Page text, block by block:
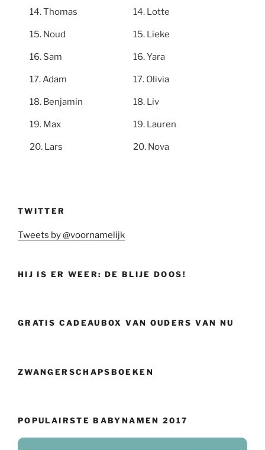
Thomas
Noud
Sam
Adam
Benjamin
Max
Lars
Lotte
Lieke
Yara
Olivia
Liv
Lauren
Nova
TWITTER
Tweets by @voornamelijk
HIJ IS ER WEER: DE BLIJE DOOS!
GRATIS CADEAUBOX VAN OUDERS VAN NU
ZWANGERSCHAPSBOEKEN
POPULAIRSTE BABYNAMEN 2017